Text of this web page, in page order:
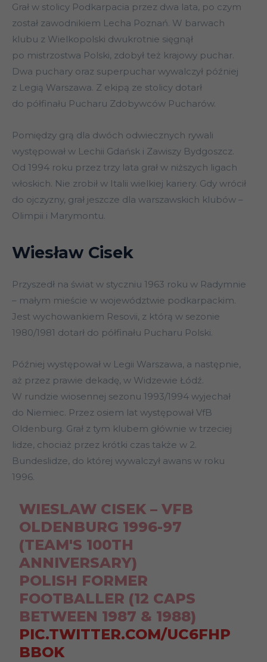
Grał w stolicy Podkarpacia przez dwa lata, po czym
został zawodnikiem Lecha Poznań. W barwach
klubu z Wielkopolski dwukrotnie sięgnął
po mistrzostwa Polski, zdobył też krajowy puchar.
Dwa puchary oraz superpuchar wywalczył później
z Legią Warszawa. Z ekipą ze stolicy dotarł
do półfinału Pucharu Zdobywców Pucharów.
Pomiędzy grą dla dwóch odwiecznych rywali
występował w Lechii Gdańsk i Zawiszy Bydgoszcz.
Od 1994 roku przez trzy lata grał w niższych ligach
włoskich. Nie zrobił w Italii wielkiej kariery. Gdy wrócił
do ojczyzny, grał jeszcze dla warszawskich klubów –
Olimpii i Marymontu.
Wiesław Cisek
Przyszedł na świat w styczniu 1963 roku w Radymnie
– małym mieście w województwie podkarpackim.
Jest wychowankiem Resovii, z którą w sezonie
1980/1981 dotarł do półfinału Pucharu Polski.
Później występował w Legii Warszawa, a następnie,
aż przez prawie dekadę, w Widzewie Łódź.
W rundzie wiosennej sezonu 1993/1994 wyjechał
do Niemiec. Przez osiem lat występował VfB
Oldenburg. Grał z tym klubem głównie w trzeciej
lidze, chociaż przez krótki czas także w 2.
Bundeslidze, do której wywalczył awans w roku
1996.
WIESLAW CISEK – VFB
OLDENBURG 1996-97
(TEAM'S 100TH
ANNIVERSARY)
POLISH FORMER
FOOTBALLER (12 CAPS
BETWEEN 1987 & 1988)
PIC.TWITTER.COM/UC6FHP
BBOK